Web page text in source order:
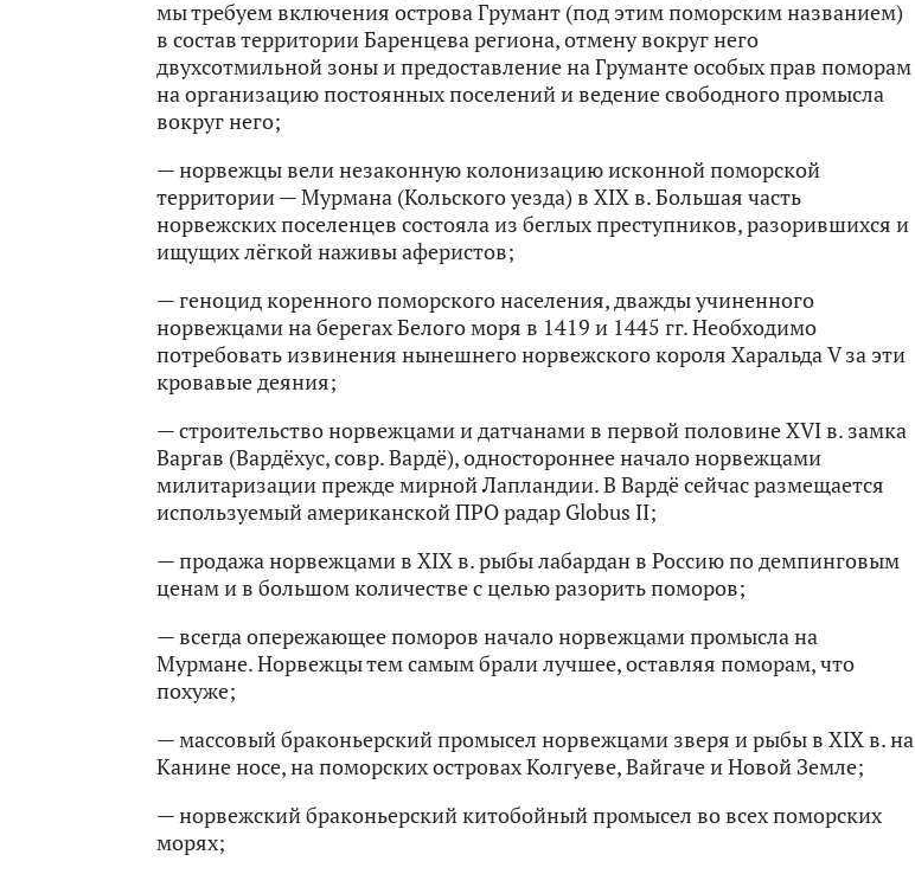
мы требуем включения острова Грумант (под этим поморским названием)
в состав территории Баренцева региона, отмену вокруг него
двухсотмильной зоны и предоставление на Груманте особых прав поморам
на организацию постоянных поселений и ведение свободного промысла
вокруг него;
— норвежцы вели незаконную колонизацию исконной поморской
территории — Мурмана (Кольского уезда) в ХIX в. Большая часть
норвежских поселенцев состояла из беглых преступников, разорившихся и
ищущих лёгкой наживы аферистов;
— геноцид коренного поморского населения, дважды учиненного
норвежцами на берегах Белого моря в 1419 и 1445 гг. Необходимо
потребовать извинения нынешнего норвежского короля Харальда V за эти
кровавые деяния;
— строительство норвежцами и датчанами в первой половине ХVI в. замка
Варгав (Вардёхус, совр. Вардё), одностороннее начало норвежцами
милитаризации прежде мирной Лапландии. В Вардё сейчас размещается
используемый американской ПРО радар Globus II;
— продажа норвежцами в XIX в. рыбы лабардан в Россию по демпинговым
ценам и в большом количестве с целью разорить поморов;
— всегда опережающее поморов начало норвежцами промысла на
Мурмане. Норвежцы тем самым брали лучшее, оставляя поморам, что
похуже;
— массовый браконьерский промысел норвежцами зверя и рыбы в XIX в. на
Канине носе, на поморских островах Колгуеве, Вайгаче и Новой Земле;
— норвежский браконьерский китобойный промысел во всех поморских
морях;